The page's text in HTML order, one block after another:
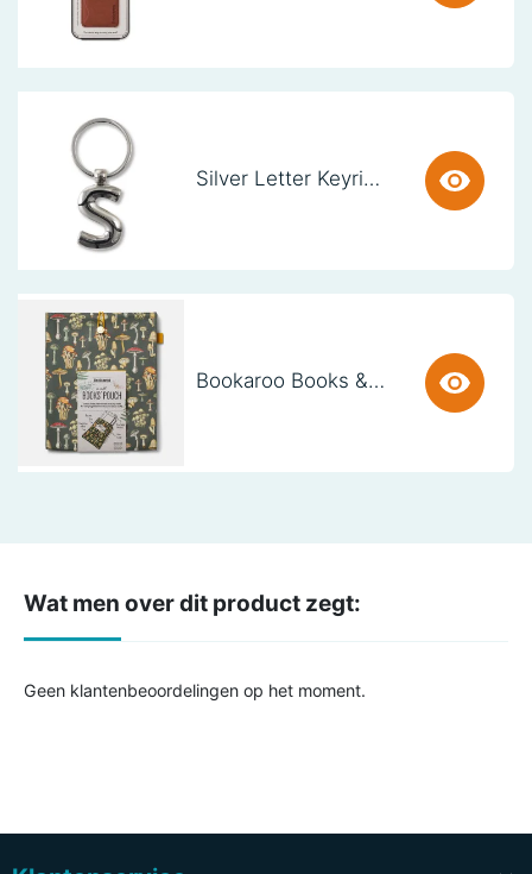
Silver Letter Keyring - S (set van 3)
Bookaroo Books & Stuff Pouch - Botanical
Wat men over dit product zegt:
Geen klantenbeoordelingen op het moment.